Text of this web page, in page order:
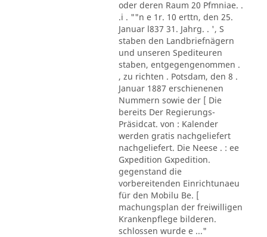
oder deren Raum 20 Pfmniae. .
.i . ""n e 1r. 10 erttn, den 25.
Januar l837 31. Jahrg. . ', S
staben den Landbriefnägern
und unseren Spediteuren
staben, entgegengenommen .
, zu richten . Potsdam, den 8 .
Januar 1887 erschienenen
Nummern sowie der [ Die
bereits Der Regierungs-
Präsidcat. von : Kalender
werden gratis nachgeliefert
nachgeliefert. Die Neese . : ee
Gxpedition Gxpedition.
gegenstand die
vorbereitenden Einrichtunaeu
für den Mobilu Be. [
machungsplan der freiwilligen
Krankenpflege bilderen.
schlossen wurde e ..."